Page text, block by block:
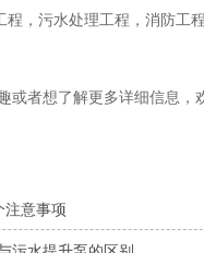
，污水处理工程，消防
或者想了解更多详细信息
意事项